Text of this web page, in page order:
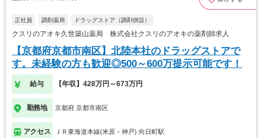
正社員 調剤薬局 ドラッグストア（調剤併設）
クスリのアオキ久世築山薬局 株式会社クスリのアオキの薬剤師求人
【京都府京都市南区】北陸本社のドラッグストアで
す。未経験の方も歓迎◎500～600万提示可能です！
給与 【年収】428万円～673万円
勤務地 京都府 京都市南区
アクセス ＪＲ東海道本線(米原－神戸) 向日町駅